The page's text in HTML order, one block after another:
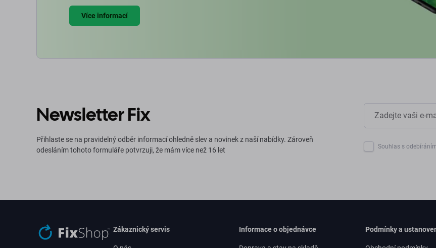
Více informací
Newsletter Fix
Přihlaste se na pravidelný odběr informací ohledně slev a novinek z naší nabídky. Zároveň
odesláním tohoto formuláře potvrzuji, že mám více než 16 let
Souhlas s
Zákaznický servis Informace o objednávce Podmínky a